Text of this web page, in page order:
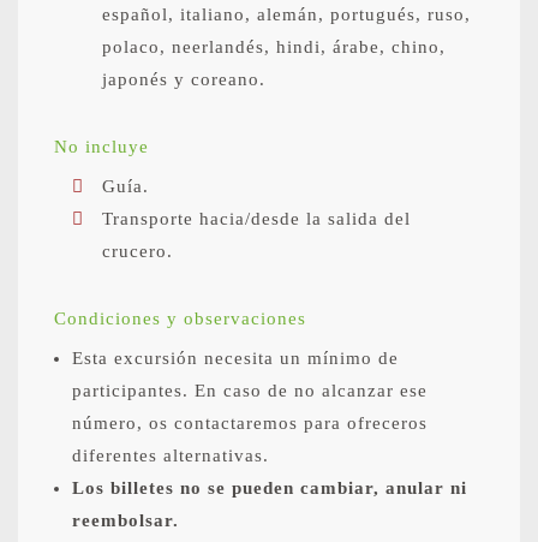
español, italiano, alemán, portugués, ruso,
polaco, neerlandés, hindi, árabe, chino,
japonés y coreano.
No incluye
Guía.
Transporte hacia/desde la salida del
crucero.
Condiciones y observaciones
Esta excursión necesita un mínimo de
participantes. En caso de no alcanzar ese
número, os contactaremos para ofreceros
diferentes alternativas.
Los billetes no se pueden cambiar, anular ni
reembolsar.